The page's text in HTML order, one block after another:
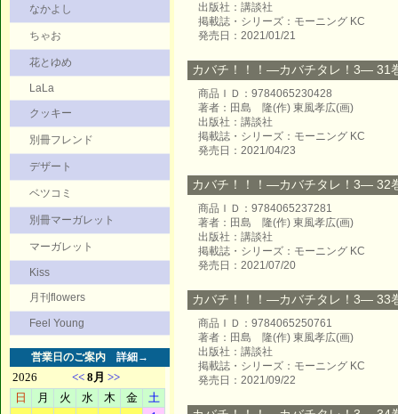
なかよし
ちゃお
花とゆめ
LaLa
クッキー
別冊フレンド
デザート
ベツコミ
別冊マーガレット
マーガレット
Kiss
月刊flowers
Feel Young
営業日のご案内 詳細→
出版社：講談社
掲載誌・シリーズ：モーニング KC
発売日：2021/01/21
カバチ！！！―カバチタレ！3― 31
商品ＩＤ：9784065230428
著者：田島 隆(作) 東風孝広(画)
出版社：講談社
掲載誌・シリーズ：モーニング KC
発売日：2021/04/23
カバチ！！！―カバチタレ！3― 32
商品ＩＤ：9784065237281
著者：田島 隆(作) 東風孝広(画)
出版社：講談社
掲載誌・シリーズ：モーニング KC
発売日：2021/07/20
カバチ！！！―カバチタレ！3― 33
商品ＩＤ：9784065250761
著者：田島 隆(作) 東風孝広(画)
出版社：講談社
掲載誌・シリーズ：モーニング KC
発売日：2021/09/22